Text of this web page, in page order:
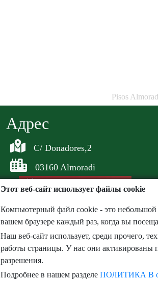
Pisos
Aдрес
C/ Donadores,2
03160 Almoradi
Этот веб-сайт использует файлы cookie
Компьютерный файл cookie - это
вашем браузере каждый раз, когда вы
Наш веб-сайт использует, среди прочего,
работы страницы. У нас они активированы
разрешения.
Подробнее в нашем разделе ПОЛИТИКА В